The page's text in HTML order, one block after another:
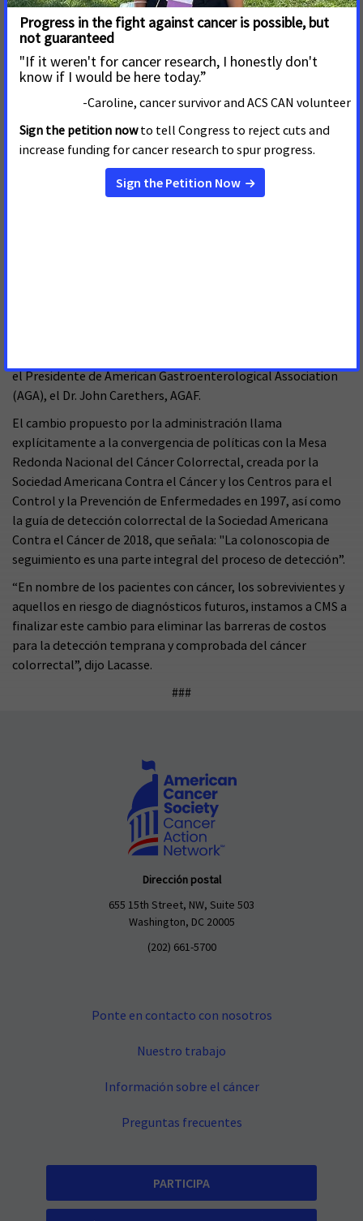
diagnósticos más tempranos del cáncer de colon y recto
cuando las posibilidades de supervivencia son mayores y es
menos costoso tratar la enfermedad.
"Eliminar esta barrera para la detección del cáncer
colorrectal es un paso fundamental para cumplir con el
desafío Misión contra el Cáncer (Cancer Moonshot) del
Presidente de los EE. UU. cuyo objetivo es 'poner fin al cáncer
tal como lo conocemos'", dijo Anjee Davis, Presidenta de
Fight Colorrectal Cancer. “Agradecemos a CMS por publicar
esta norma propuesta que, una vez finalizada, ayudará a
el Presidente de American Gastroenterological Association
(AGA), el Dr. John Carethers, AGAF.
El cambio propuesto por la administración llama
explícitamente a la convergencia de políticas con la Mesa
Redonda Nacional del Cáncer Colorrectal, creada por la
Sociedad Americana Contra el Cáncer y los Centros para el
Control y la Prevención de Enfermedades en 1997, así como
la guía de detección colorrectal de la Sociedad Americana
Contra el Cáncer de 2018, que señala: "La colonoscopia de
seguimiento es una parte integral del proceso de detección”.
“En nombre de los pacientes con cáncer, los sobrevivientes y
aquellos en riesgo de diagnósticos futuros, instamos a CMS a
finalizar este cambio para eliminar las barreras de costos
para la detección temprana y comprobada del cáncer
colorrectal”, dijo Lacasse.
###
Dirección postal
655 15th Street, NW, Suite 503
Washington, DC 20005
(202) 661-5700
Ponte en contacto con nosotros
Nuestro trabajo
Información sobre el cáncer
Preguntas frecuentes
PARTICIPA